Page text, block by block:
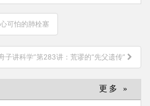
可怕的肺栓塞
子讲科学”第283讲：荒谬的“先父遗传”
更多 »